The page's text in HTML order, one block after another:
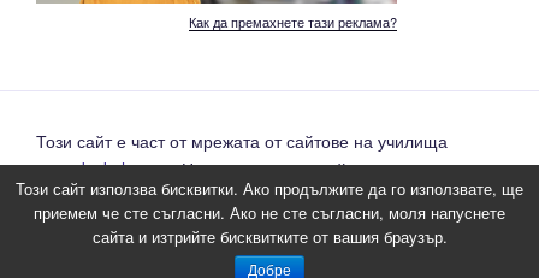
Как да премахнете тази реклама?
Този сайт е част от мрежата от сайтове на училища
www.daskalo.com. Направете и вие сайт на вашето
училище напълно безплатно.
Създаден с WordPress
Този сайт използва бисквитки. Ако продължите да го използвате, ще
приемем че сте съгласни. Ако не сте съгласни, моля напуснете
сайта и изтрийте бисквитките от вашия браузър.
Добре